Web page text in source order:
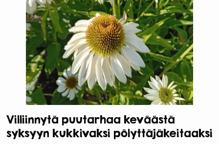
Villiinnytä puutarhaa keväästä
syksyyn kukkivaksi pölyttäjäkeitaaksi